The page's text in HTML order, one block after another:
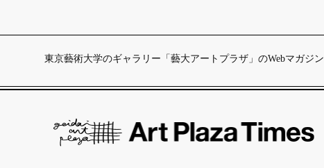
東京藝術大学のギャラリー「藝大アートプラザ」のWebマガジン